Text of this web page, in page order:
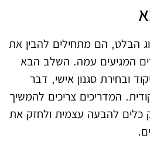
הבלט, הם מתחילים להבין את
המגיעים עמה. השלב הבא
ובחירת סגנון אישי, דבר
המדריכים צריכים להמשיך
כלים להבעה עצמית ולחזק את